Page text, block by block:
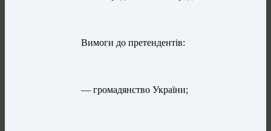
Вимоги до претендентів:
— громадянство України;